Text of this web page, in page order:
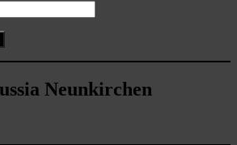
Neunkirchen